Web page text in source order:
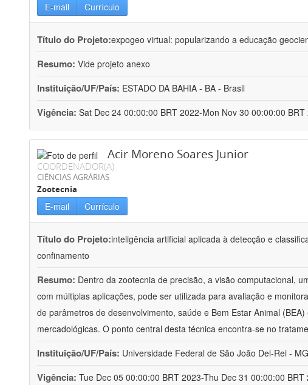
E-mail Currículo
Título do Projeto:expogeo virtual: popularizando a educação
Resumo: Vide projeto anexo
Instituição/UF/País: ESTADO DA BAHIA - BA - Brasil
Vigência: Sat Dec 24 00:00:00 BRT 2022-Mon Nov 30 00:00:00 BRT
Acir Moreno Soares Junior
COORDENADOR(A)
CIÊNCIAS AGRÁRIAS
Zootecnia
E-mail Currículo
Título do Projeto:inteligência artificial aplicada à detecção e
confinamento
Resumo: Dentro da zootecnia de precisão, a visão computacional,
com múltiplas aplicações, pode ser utilizada para avaliação e
de parâmetros de desenvolvimento, saúde e Bem Estar Animal
mercadológicas. O ponto central desta técnica encontra-se no
Instituição/UF/País: Universidade Federal de São João Del-Rei -
Vigência: Tue Dec 05 00:00:00 BRT 2023-Thu Dec 31 00:00:00 BRT